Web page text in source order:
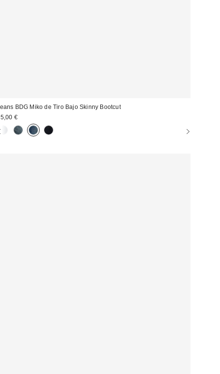
BDG Miko de Tiro Bajo Skinny Bootcut
€